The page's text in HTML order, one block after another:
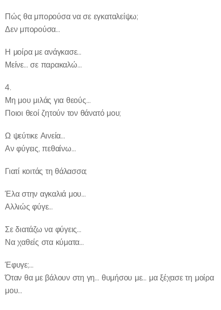
Πώς θα μπορούσα να σε εγκαταλείψω;
Δεν μπορούσα…
Η μοίρα με ανάγκασε…
Μείνε… σε παρακαλώ…
4.
Μη μου μιλάς για θεούς…
Ποιοι θεοί ζητούν τον θάνατό μου;
Ω ψεύτικε Αινεία…
Αν φύγεις, πεθαίνω…
Γιατί κοιτάς τη θάλασσα;
Έλα στην αγκαλιά μου…
Αλλιώς φύγε…
Σε διατάζω να φύγεις…
Να χαθείς στα κύματα…
Έφυγε;…
Όταν θα με βάλουν στη γη… θυμήσου με… μα ξέχασε τη μοίρα
μου…